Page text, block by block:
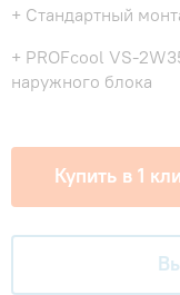
+ Стандартный
+ PROFcool VS-
наружного блока
Купить в 1